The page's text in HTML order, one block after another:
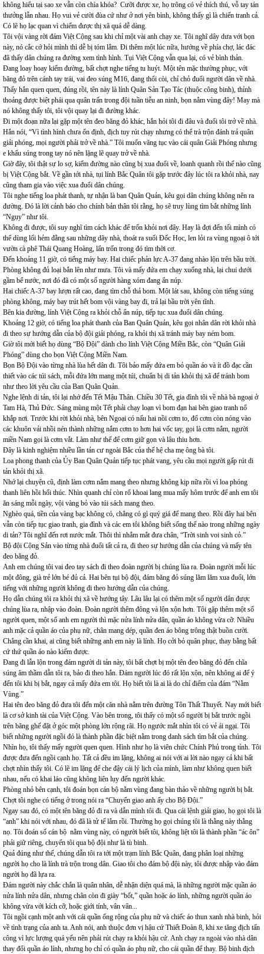
không hiểu tại sao xe vẫn còn chìa khóa? Cưỡi được xe, họ trông có vẻ thích thú, vỗ tay tán
thưởng lẫn nhau. Họ vui vẻ cười đùa cứ như ở nơi yên bình, không thấy gì là chiến tranh cả.
Có lẽ họ lạc quan vì chiếm được thị xã quá dễ dàng.
Tôi vội vàng rời đám Việt Cộng sau khi chỉ một vài anh chạy xe. Tôi nghĩ dây dưa với bọn
này, nó cắc cớ hỏi mình thì dễ bị tóm lắm. Đi thêm một lúc nữa, hướng về phía chợ, lác đác
đã thấy dân chúng ra đường xem tình hình. Tụi Việt Cộng vẫn qua lại, có vẻ bình thản.
Đang loay hoay kiếm đường, bất chợt nghe tiếng tu huýt. Một tên mặc thường phục, với
băng đỏ trên cánh tay trái, vai đeo súng M16, đang thổi còi, chỉ chỏ đuổi người dân về nhà.
Thấy hắn quen quen, đúng rồi, tên này là lính Quân Sản Tạo Tác (thuộc công binh), thỉnh
thoảng được biệt phái qua quân trấn trong đội tuần tiễu an ninh, bọn nằm vùng đây! May mà
nó không thấy tôi, tôi vội quay lại đi đường khác.
Đi một đoạn nữa lại gặp một tên đeo băng đỏ khác, hắn hỏi tôi đi đâu và đuổi tôi trở về nhà.
Hắn nói, “Vì tình hình chưa ổn định, địch tuy rút chạy nhưng có thể trà trộn đánh trả quân
giải phóng, mọi người phải trở về nhà.” Tôi muốn văng tục vào cái quân Giải Phóng nhưng
e khẩu súng trong tay nó nên lặng lẽ quay trở về nhà.
Giờ đây, tôi thật sự lo sợ, kiếm đường nào cũng bị xua đuổi về, loanh quanh rồi thế nào cũng
bị Việt Cộng bắt. Về gần tới nhà, tụi lính Bắc Quân tôi gặp trước đây lúc tôi ra khỏi nhà, nay
cũng tham gia vào việc xua đuổi dân chúng.
Tôi nghe tiếng loa phát thanh, tự nhận là ban Quân Quản, kêu gọi dân chúng không nên ra
đường. Đó là lời cảnh báo cho chính bản thân tôi rằng, họ sẽ truy lùng tìm bắt những lính
“Ngụy” như tôi.
Không đi được, tôi suy nghĩ tìm cách khác để trốn khỏi nơi đây. Hay là đợi đến tối mình có
thể dùng lối hẻm đằng sau những dãy nhà, thoát ra suối Đốc Học, len lỏi ra vùng ngoại ô tới
vườn cà phê Thái Quang Hoàng, lẩn trốn trong đó tìm thời cơ.
Đến khoảng 11 giờ, có tiếng máy bay. Hai chiếc phản lực A-37 đang nhào lộn trên bầu trời.
Phòng không đủ loại bắn lên như mưa. Tôi và mấy đứa em chạy xuống nhà, lại chui dưới
gầm bể nước, nơi đó đã có một số người hàng xóm đang ẩn núp.
Hai chiếc A-37 bay lượn rất cao, đang tìm chỗ thả bom. Một lát sau, không còn tiếng súng
phòng không, máy bay trút hết bom vội vàng bay đi, trả lại bầu trời yên tĩnh.
Bên kia đường, lính Việt Cộng ra khỏi chỗ ẩn núp, tiếp tục xua đuổi dân chúng.
Khoảng 12 giờ, có tiếng loa phát thanh của Ban Quân Quản, kêu gọi nhân dân rời khỏi nhà
đi theo sự hướng dẫn của bộ đội giải phóng, ra khỏi thị xã tránh máy bay ném bom.
Giờ tôi mới biết họ dùng “Bộ Đội” dành cho lính Việt Cộng Miền Bắc, còn “Quân Giải
Phóng” dùng cho bọn Việt Cộng Miền Nam.
Bọn Bộ Đội vào từng nhà lùa hết dân đi. Tôi bảo mấy đứa em bỏ quần áo và ít đồ đạc cần
thiết vào các túi sách, mỗi đứa lớn mang một túi, chuẩn bị di tản khỏi thị xã để tránh bom
như theo lời yêu cầu của Ban Quân Quản.
Nghe lệnh di tản, tôi lại nhớ đến Tết Mậu Thân. Chiều 30 Tết, gia đình tôi về nhà bà ngoại ở
Tam Hà, Thủ Đức. Sáng mùng một Tết phải chạy loạn vì bom đạn hai bên giao tranh nổ
khắp nơi. Trước khi rời khỏi nhà, bên Ngoại có nấu hai nồi cơm to, đổ cơm còn nóng vào
các khuôn vải nhồi nén thành những nắm cơm to hơn hai vốc tay, gọi là cơm nắm, người
miền Nam gọi là cơm vắt. Làm như thế để cơm giữ gọn và lâu thiu hơn.
Đây là kinh nghiệm nhiều lần tản cư ngoài Bắc của thế hệ cha mẹ ông bà tôi.
Loa phong thanh của Ủy Ban Quân Quản tiếp tục phát vang, yêu cầu mọi người gấp rút di
tản khỏi thị xã.
Nhớ lại chuyện cũ, định làm cơm nắm mang theo nhưng không kịp nữa rồi vì loa phóng
thanh liên hồi hối thúc. Nhìn quanh chỉ còn rổ khoai lang mua mấy hôm trước để anh em tôi
ăn sáng mỗi ngày, vội vàng bỏ vào túi sách mang theo.
Nghèo quá, tiền của vàng bạc không có, chẳng có gì quý giá để mang theo. Rồi đây hai bên
vẫn còn tiếp tục giao tranh, gia đình và các em tôi không biết sống thế nào trong những ngày
di tản? Tôi nghĩ đến rơi nước mắt. Thôi thì nhắm mắt đưa chân, “Trời sinh voi sinh cỏ.”
Bộ đội Cộng Sản vào từng nhà đuổi tất cả ra, đi theo sự hướng dẫn của chúng và mấy tên
đeo băng đỏ.
Anh em chúng tôi vai đeo tay sách đi theo đoàn người bị chúng lùa ra. Đoàn người mỗi lúc
một đông, già trẻ lớn bé đủ cả. Hai bên tụi bộ đội, đám băng đỏ súng lăm lăm xua đuổi, lớn
tiếng với những người không đi theo hướng dẫn của chúng.
Họ dẫn chúng tôi ra khỏi thị xã về hướng tây. Lâu lâu lại có thêm một số người dân được
chúng lùa ra, nhập vào đoàn. Đoàn người thêm đông và lộn xộn hơn. Tôi gặp thêm một số
người quen, một số anh em người thì mặc nửa lính nửa dân, quần áo không vừa cỡ. Nhiều
anh mặc cả quần áo của phụ nữ, chân mang dép, quần đen áo bông trông thật buồn cười.
Chẳng cần khai, ai cũng biết những anh em này là lính. Họ cởi bỏ quân phục, thay bằng bất
cứ thứ quần áo nào kiếm được.
Đang đi lẫn lộn trong đám người di tản này, tôi bất chợt bị một tên đeo băng đỏ đến chĩa
súng âm thầm dẫn tôi ra, bảo đi theo hắn. Đám người lúc đó rất lộn xộn, nên không ai để ý
đến tôi khi bị bắt, ngay cả mấy đứa em tôi. Họ biết tôi là ai là do chỉ điểm của đám “Nằm
Vùng.”
Hai tên đeo băng đỏ đưa tôi đến một căn nhà nằm trên đường Tôn Thất Thuyết. Nay mới biết
là cơ sở kinh tài của Việt Cộng. Vào bên trong, tôi thấy có một số người bị bắt trước ngồi
trên băng ghế đặt ở góc một phòng lớn rộng rãi. Họ ngước mắt nhìn tôi có vẻ ái ngại. Tôi
biết những người ngồi đó là thành phần đặc biệt nằm trong danh sách tìm bắt của chúng.
Nhìn họ, tôi thấy mấy người quen quen. Hình như họ là viên chức Chính Phủ trong tỉnh. Tôi
được đưa đến ngồi cạnh họ. Tất cả đều im lặng, không ai nói với ai lời nào ngay cả khi bất
chợt nhìn thấy tôi. Có lẽ im lặng để che đậy cái lý lịch của mình, làm như không quen biết
nhau, nếu có khai láo cũng không liên lụy đến người khác.
Phòng nhỏ bên cạnh, tôi đoán bọn cán bộ nằm vùng đang bàn thảo về những người bị bắt.
Chợt tôi nghe có tiếng ở trong nói ra “Chuyển giao anh ấy cho Bộ Đội.”
Ngay sau đó, có một tên băng đỏ đi ra và dẫn mình tôi đi. Qua cái lệnh giải giao, họ gọi tôi là
“anh” khi nói với nhau, đó đã là tử tế lắm rồi. Thường họ gọi chúng tôi là thằng này thằng
nọ. Tôi đoán số cán bộ nằm vùng này, có người biết tôi, không liệt tôi là thành phần “ác ôn”
phải giữ riêng, chuyển tôi qua bộ đội như là tù binh.
Quả đúng như thế, chúng dẫn tôi ra tới một trạm lính Bắc Quân, đang phân loại những
người họ cho là lính trà trộn trong dân. Giao tôi cho đám bộ đội này, tôi được nhập vào đám
người họ đã lựa ra.
Đám người này chắc chắn là quân nhân, dễ nhận diện quá mà, là những người mặc quần áo
nửa lính nửa dân, nhưng chân còn đi giày “bốt,” quần hoặc áo lính, những người quần áo
không vừa với kích cỡ, hoặc giới tính, vân vân...
Tôi ngồi cạnh một anh với cái quần ống rộng của phụ nữ và chiếc áo thun xanh nhà binh, hỏi
về tình trạng của anh ta. Anh nói, anh thuộc đơn vị hậu cứ Thiết Đoàn 8, khi xe tăng địch tấn
công vì lực lượng quá yếu nên phải rút chạy ra khỏi hậu cứ. Anh chạy ra ngoài vào nhà dân
thay đổi quần áo lính, nhưng họ chỉ có quần áo phụ nữ, cho cái quần để thay. Bộ binh địch